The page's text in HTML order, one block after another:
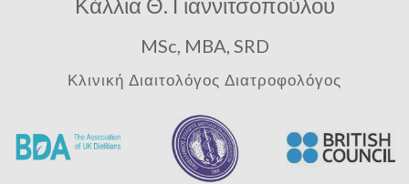
MSc, MBA, SRD
Κλινική Διαιτολόγος Διατροφολόγος